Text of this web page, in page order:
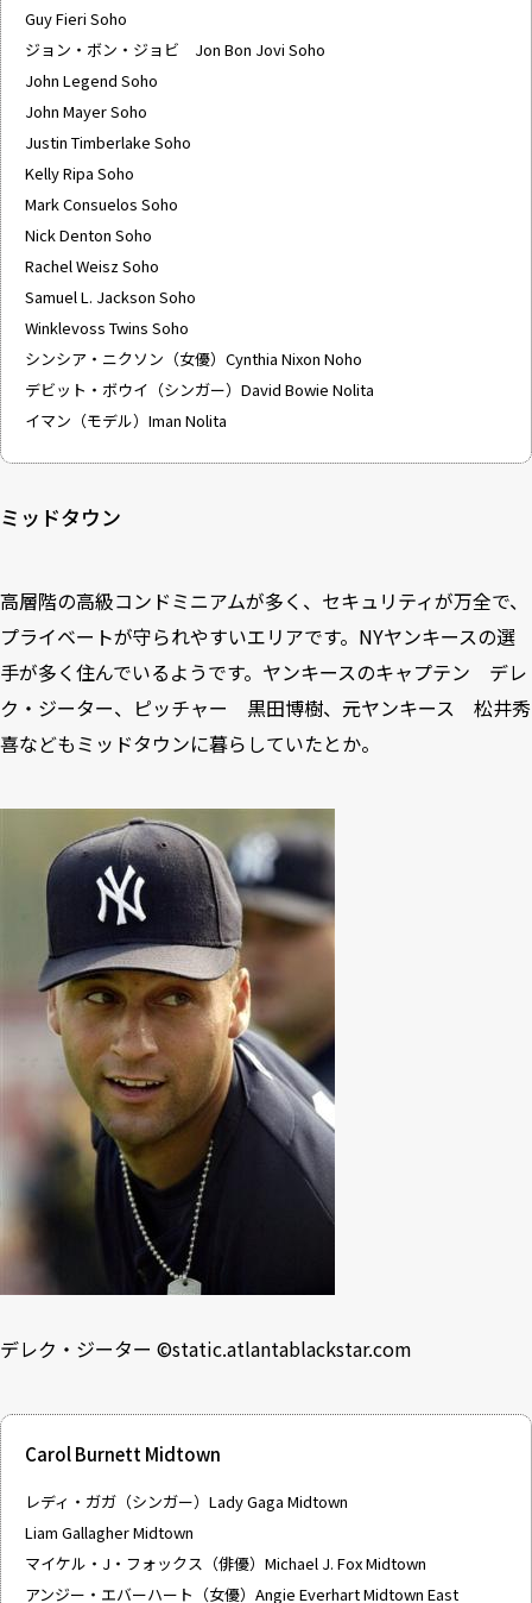
Guy Fieri Soho
ジョン・ボン・ジョビ Jon Bon Jovi Soho
John Legend Soho
John Mayer Soho
Justin Timberlake Soho
Kelly Ripa Soho
Mark Consuelos Soho
Nick Denton Soho
Rachel Weisz Soho
Samuel L. Jackson Soho
Winklevoss Twins Soho
シンシア・ニクソン（女優）Cynthia Nixon Noho
デビット・ボウイ（シンガー）David Bowie Nolita
イマン（モデル）Iman Nolita
ミッドタウン
高層階の高級コンドミニアムが多く、セキュリティが万全で、
プライベートが守られやすいエリアです。NYヤンキースの選
手が多く住んでいるようです。ヤンキースのキャプテン デレ
ク・ジーター、ピッチャー 黒田博樹、元ヤンキース 松井秀
喜などもミッドタウンに暮らしていたとか。
デレク・ジーター ©static.atlantablackstar.com
Carol Burnett Midtown
レディ・ガガ（シンガー）Lady Gaga Midtown
Liam Gallagher Midtown
マイケル・J・フォックス（俳優）Michael J. Fox Midtown
アンジー・エバーハート（女優）Angie Everhart Midtown East